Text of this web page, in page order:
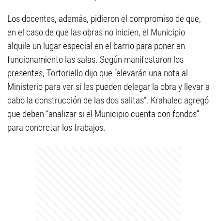
Los docentes, además, pidieron el compromiso de que,
en el caso de que las obras no inicien, el Municipio
alquile un lugar especial en el barrio para poner en
funcionamiento las salas. Según manifestaron los
presentes, Tortoriello dijo que “elevarán una nota al
Ministerio para ver si les pueden delegar la obra y llevar a
cabo la construcción de las dos salitas”. Krahulec agregó
que deben “analizar si el Municipio cuenta con fondos”
para concretar los trabajos.